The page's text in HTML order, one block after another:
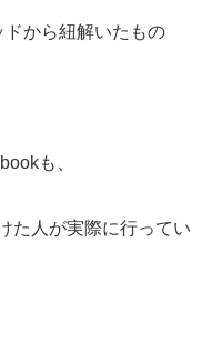
から紐解いたもの
も、
た人が実際に行ってい